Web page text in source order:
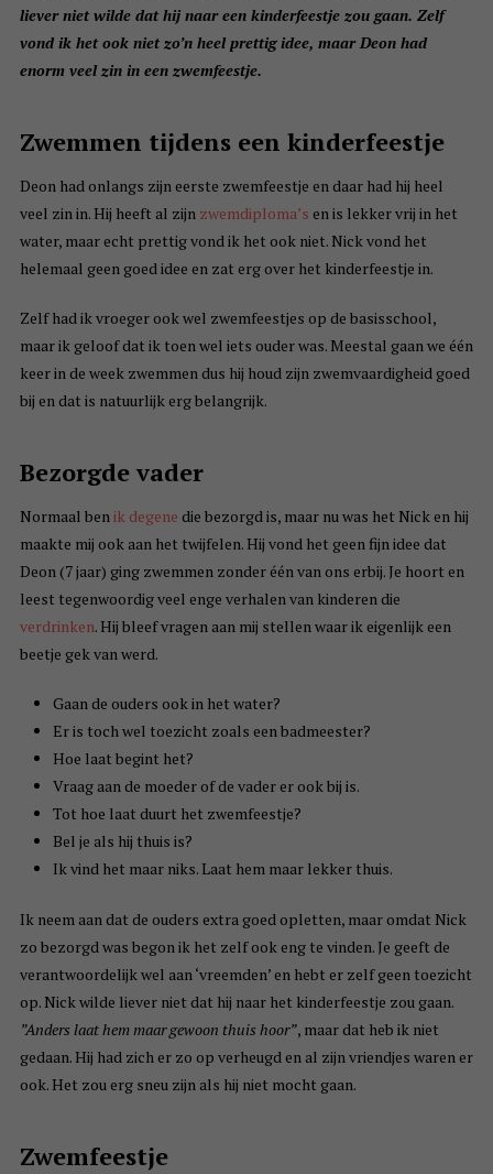
liever niet wilde dat hij naar een kinderfeestje zou gaan. Zelf
vond ik het ook niet zo’n heel prettig idee, maar Deon had
enorm veel zin in een zwemfeestje.
Zwemmen tijdens een kinderfeestje
Deon had onlangs zijn eerste zwemfeestje en daar had hij heel
veel zin in. Hij heeft al zijn zwemdiploma’s en is lekker vrij in het
water, maar echt prettig vond ik het ook niet. Nick vond het
helemaal geen goed idee en zat erg over het kinderfeestje in.
Zelf had ik vroeger ook wel zwemfeestjes op de basisschool,
maar ik geloof dat ik toen wel iets ouder was. Meestal gaan we één
keer in de week zwemmen dus hij houd zijn zwemvaardigheid goed
bij en dat is natuurlijk erg belangrijk.
Bezorgde vader
Normaal benik degene die bezorgd is, maar nu was het Nick en hij
maakte mij ook aan het twijfelen. Hij vond het geen fijn idee dat
Deon (7 jaar) ging zwemmen zonder één van ons erbij. Je hoort en
leest tegenwoordig veel enge verhalen van kinderen die
verdrinken. Hij bleef vragen aan mij stellen waar ik eigenlijk een
beetje gek van werd.
Gaan de ouders ook in het water?
Er is toch wel toezicht zoals een badmeester?
Hoe laat begint het?
Vraag aan de moeder of de vader er ook bij is.
Tot hoe laat duurt het zwemfeestje?
Bel je als hij thuis is?
Ik vind het maar niks. Laat hem maar lekker thuis.
Ik neem aan dat de ouders extra goed opletten, maar omdat Nick
zo bezorgd was begon ik het zelf ook eng te vinden. Je geeft de
verantwoordelijk wel aan ‘vreemden’ en hebt er zelf geen toezicht
op. Nick wilde liever niet dat hij naar het kinderfeestje zou gaan.
”Anders laat hem maar gewoon thuis hoor”, maar dat heb ik niet
gedaan. Hij had zich er zo op verheugd en al zijn vriendjes waren er
ook. Het zou erg sneu zijn als hij niet mocht gaan.
Zwemfeestje